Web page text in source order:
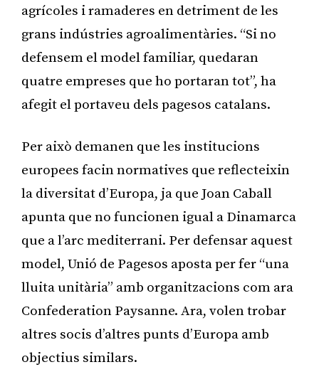
agrícoles i ramaderes en detriment de les
grans indústries agroalimentàries. “Si no
defensem el model familiar, quedaran
quatre empreses que ho portaran tot”, ha
afegit el portaveu dels pagesos catalans.
Per això demanen que les institucions
europees facin normatives que reflecteixin
la diversitat d’Europa, ja que Joan Caball
apunta que no funcionen igual a Dinamarca
que a l’arc mediterrani. Per defensar aquest
model, Unió de Pagesos aposta per fer “una
lluita unitària” amb organitzacions com ara
Confederation Paysanne. Ara, volen trobar
altres socis d’altres punts d’Europa amb
objectius similars.